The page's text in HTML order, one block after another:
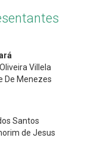
Villela
De Menezes
Santos
de Jesus